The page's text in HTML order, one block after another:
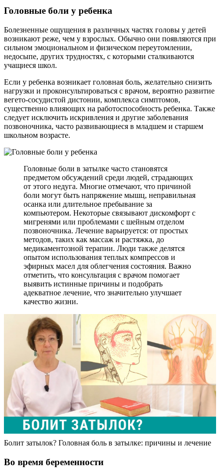
Головные боли у ребенка
Болезненные ощущения в различных частях головы у детей
возникают реже, чем у взрослых. Обычно они появляются при
сильном эмоциональном и физическом переутомлении,
недосыпе, других трудностях, с которыми сталкиваются
учащиеся школ.
Если у ребенка возникает головная боль, желательно снизить
нагрузки и проконсультироваться с врачом, вероятно развитие
вегето-сосудистой дистонии, комплекса симптомов,
существенно влияющих на работоспособность ребенка. Также
следует исключить искривления и другие заболевания
позвоночника, часто развивающиеся в младшем и старшем
школьном возрасте.
Головные боли в затылке часто становятся
предметом обсуждений среди людей, страдающих
от этого недуга. Многие отмечают, что причиной
боли могут быть напряжение мышц, неправильная
осанка или длительное пребывание за
компьютером. Некоторые связывают дискомфорт с
мигренями или проблемами с шейным отделом
позвоночника. Лечение варьируется: от простых
методов, таких как массаж и растяжка, до
медикаментозной терапии. Люди также делятся
опытом использования теплых компрессов и
эфирных масел для облегчения состояния. Важно
отметить, что консультация с врачом помогает
выявить истинные причины и подобрать
адекватное лечение, что значительно улучшает
качество жизни.
Болит затылок? Головная боль в затылке: причины и лечение
Во время беременности